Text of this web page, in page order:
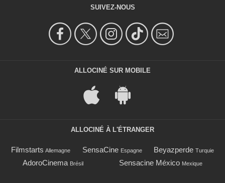
SUIVEZ-NOUS
ALLOCINÉ SUR MOBILE
ALLOCINÉ À L'ÉTRANGER
Filmstarts Allemagne SensaCine Espagne Beyazperde Turquie
AdoroCinema Brésil Sensacine México Mexique